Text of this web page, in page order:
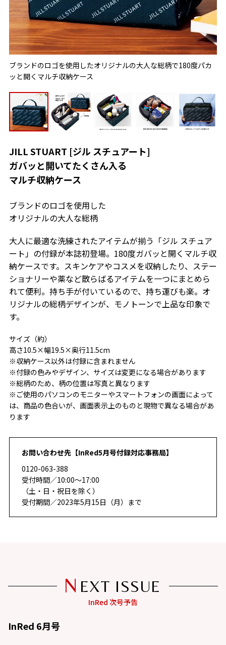
ブランドのロゴを使用したオリジナルの大人な総柄で180度パカ
ッと開くマルチ収納ケース
JILL STUART [ジル スチュアート]
ガバッと開いてたくさん入る
マルチ収納ケース
ブランドのロゴを使用した
オリジナルの大人な総柄
大人に最適な洗練されたアイテムが揃う「ジル スチュア
ート」の付録が本誌初登場。180度ガバッと開くマルチ収
納ケースです。スキンケアやコスメを収納したり、ステー
ショナリーや薬など散らばるアイテムを一つにまとめら
れて便利。持ち手が付いているので、持ち運びも楽。オ
リジナルの総柄デザインが、モノトーンで上品な印象で
す。
サイズ（約）
高さ10.5×幅19.5×奥行11.5cm
※収納ケース以外は付録に含まれません
※付録の色みやデザイン、サイズは変更になる場合があります
※総柄のため、柄の位置は写真と異なります
※ご使用のパソコンのモニターやスマートフォンの画面によって
は、商品の色合いが、画面表示上のものと現物で異なる場合があ
ります
お問い合わせ先【InRed5月号付録対応事務局】
0120-063-388
受付時間／10:00～17:00
（土・日・祝日を除く）
受付期間／2023年5月15日（月）まで
N EXT ISSUE
InRed 6月号